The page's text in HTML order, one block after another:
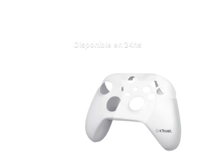
Disponible en 24hs